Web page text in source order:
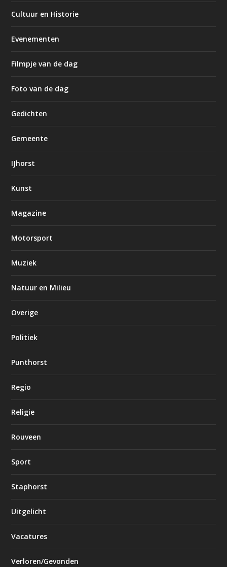
Cultuur en Historie
Evenementen
Filmpje van de dag
Foto van de dag
Gedichten
Gemeente
IJhorst
Kunst
Magazine
Motorsport
Muziek
Natuur en Milieu
Overige
Politiek
Punthorst
Regio
Religie
Rouveen
Sport
Staphorst
Uitgelicht
Vacatures
Verloren/Gevonden